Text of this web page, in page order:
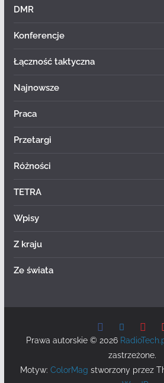
DMR
Konferencje
Łączność taktyczna
Najnowsze
Praca
Przetargi
Różności
TETRA
Wpisy
Z kraju
Ze świata
Prawa autorskie © 2026
zastrzeżone.
Motyw:ColorMag stworzony przez